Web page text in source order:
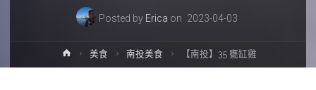
Posted by Erica on 2023-04-03
Home美食 南投美食 【南投】35 甕缸雞